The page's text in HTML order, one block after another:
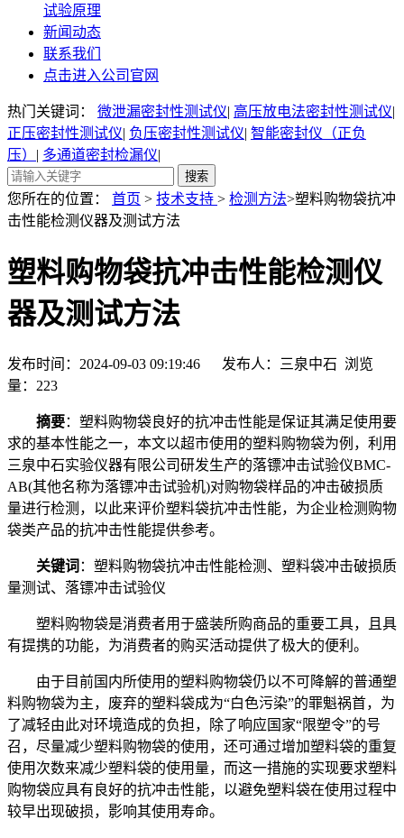
试验原理
新闻动态
联系我们
点击进入公司官网
热门关键词： 微泄漏密封性测试仪| 高压放电法密封性测试仪|
正压密封性测试仪| 负压密封性测试仪| 智能密封仪（正负
压） | 多通道密封检漏仪|
您所在的位置： 首页 > 技术支持 > 检测方法>塑料购物袋抗冲
击性能检测仪器及测试方法
塑料购物袋抗冲击性能检测仪
器及测试方法
发布时间：2024-09-03 09:19:46 发布人：三泉中石 浏览
量： 223
摘要：塑料购物袋良好的抗冲击性能是保证其满足使用要
求的基本性能之一，本文以超市使用的塑料购物袋为例，利用
三泉中石实验仪器有限公司研发生产的落镖冲击试验仪BMC-
AB(其他名称为落镖冲击试验机)对购物袋样品的冲击破损质
量进行检测，以此来评价塑料袋抗冲击性能，为企业检测购物
袋类产品的抗冲击性能提供参考。
关键词 ：塑料购物袋抗冲击性能检测、塑料袋冲击破损质
量测试、落镖冲击试验仪
塑料购物袋是消费者用于盛装所购商品的重要工具，且具
有提携的功能，为消费者的购买活动提供了极大的便利。
由于目前国内所使用的塑料购物袋仍以不可降解的普通塑
料购物袋为主，废弃的塑料袋成为“白色污染”的罪魁祸首，为
了减轻由此对环境造成的负担，除了响应国家“限塑令”的号
召，尽量减少塑料购物袋的使用，还可通过增加塑料袋的重复
使用次数来减少塑料袋的使用量，而这一措施的实现要求塑料
购物袋应具有良好的抗冲击性能，以避免塑料袋在使用过程中
较早出现破损，影响其使用寿命。